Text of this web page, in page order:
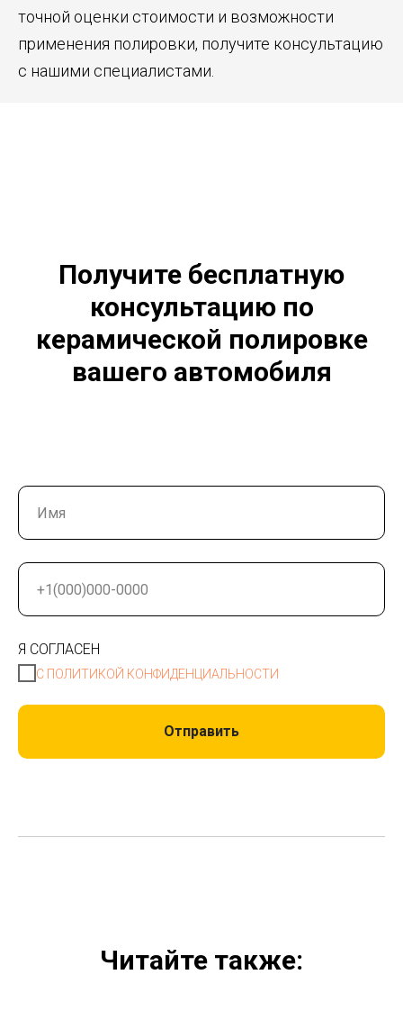
точной оценки стоимости и возможности
применения полировки, получите консультацию
с нашими специалистами.
Получите бесплатную
консультацию по
керамической полировке
вашего автомобиля
Я СОГЛАСЕН
С ПОЛИТИКОЙ КОНФИДЕНЦИАЛЬНОСТИ
Отправить
Читайте также: